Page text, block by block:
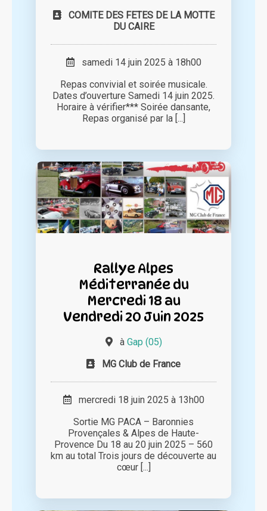
COMITE DES FETES DE LA MOTTE
DU CAIRE
samedi 14 juin 2025 à 18h00
Repas convivial et soirée musicale.
Dates d’ouverture Samedi 14 juin 2025.
Horaire à vérifier*** Soirée dansante,
Repas organisé par la [...]
Rallye Alpes
Méditerranée du
Mercredi 18 au
Vendredi 20 Juin 2025
à Gap (05)
MG Club de France
mercredi 18 juin 2025 à 13h00
Sortie MG PACA – Baronnies
Provençales & Alpes de Haute-
Provence Du 18 au 20 juin 2025 – 560
km au total Trois jours de découverte au
cœur [...]